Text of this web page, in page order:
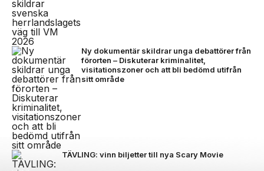
Ny dokumentär skildrar unga debattörer från
förorten – Diskuterar kriminalitet,
visitationszoner och att bli bedömd utifrån
sitt område
TÄVLING: vinn biljetter till nya Scary Movie